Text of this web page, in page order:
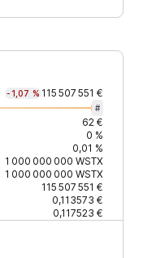
-1,07 % 115 507 551 €
#
62 €
0 %
0,01 %
1 000 000 000 WSTX
1 000 000 000 WSTX
115 507 551 €
0,113573 €
0,117523 €